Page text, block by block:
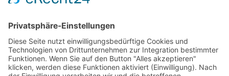
1,00
Sticker – Nr. 1 – Outdoor
3,00€